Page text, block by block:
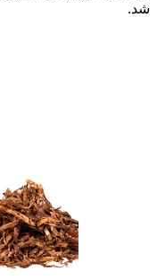
شد.